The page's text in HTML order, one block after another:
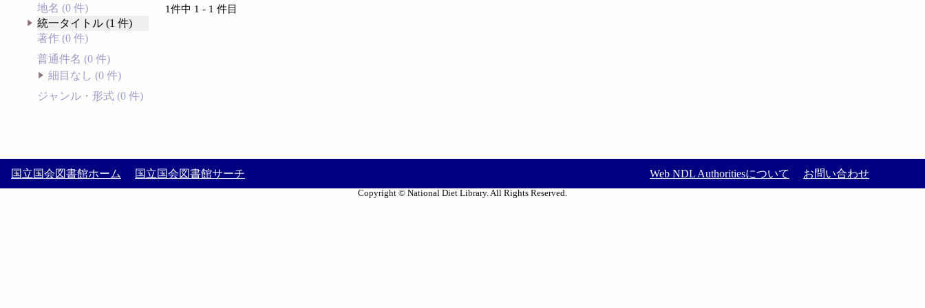
地名 (0 件)
統一タイトル (1 件)
著作 (0 件)
普通件名 (0 件)
細目なし (0 件)
ジャンル・形式 (0 件)
1件中 1 - 1 件目
国立国会図書館ホーム 国立国会図書館サーチ Web NDL Authoritiesについて お問い合わせ
Copyright © National Diet Library. All Rights Reserved.